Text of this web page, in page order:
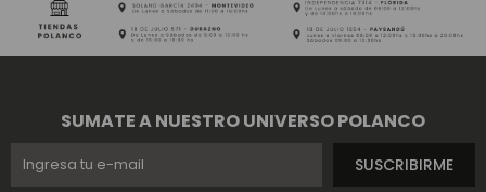
SUMATE A NUESTRO UNIVERSO POLANCO
SUSCRIBIRME